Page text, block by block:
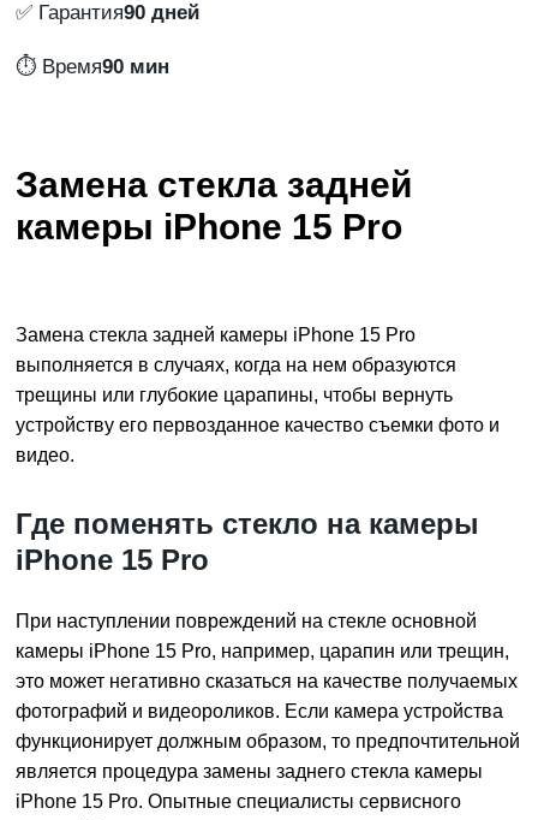
✅ Гарантия90 дней
⏱️ Время90 мин
Замена стекла задней
камеры iPhone 15 Pro
Замена стекла задней камеры iPhone 15 Pro
выполняется в случаях, когда на нем образуются
трещины или глубокие царапины, чтобы вернуть
устройству его первозданное качество съемки фото и
видео.
Где поменять стекло на камеры
iPhone 15 Pro
При наступлении повреждений на стекле основной
камеры iPhone 15 Pro, например, царапин или трещин,
это может негативно сказаться на качестве получаемых
фотографий и видеороликов. Если камера устройства
функционирует должным образом, то предпочтительной
является процедура замены заднего стекла камеры
iPhone 15 Pro. Опытные специалисты сервисного